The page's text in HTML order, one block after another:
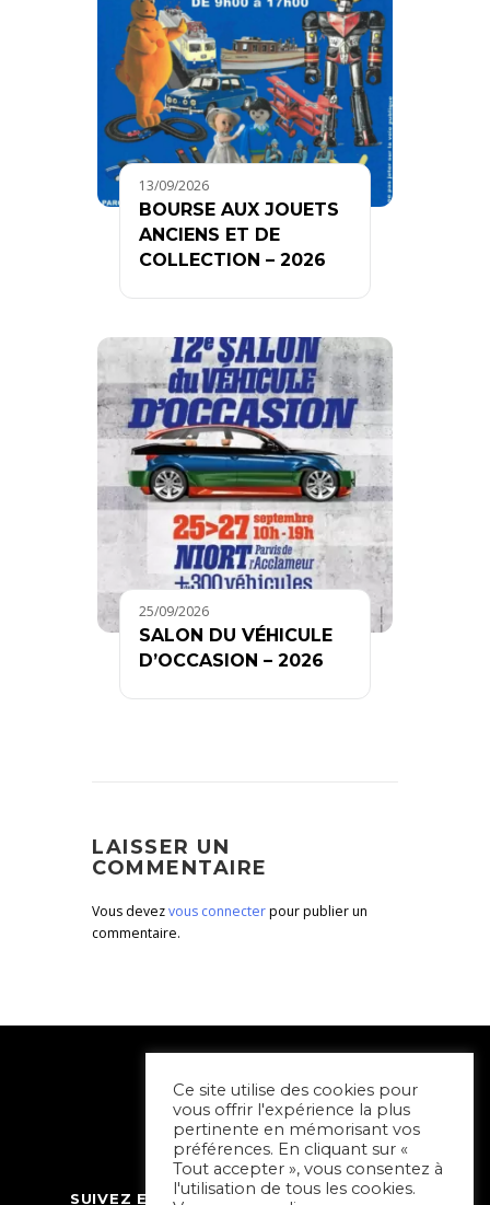
13/09/2026
BOURSE AUX JOUETS
ANCIENS ET DE
COLLECTION – 2026
25/09/2026
SALON DU VÉHICULE
D’OCCASION – 2026
LAISSER UN
COMMENTAIRE
Vous devezvous connecterpour publier un
commentaire.
SUIVEZ ET CONTACTEZ SORTIR À NIORT
Ce site utilise des cookies pour
vous offrir l'expérience la plus
pertinente en mémorisant vos
préférences. En cliquant sur «
Tout accepter », vous consentez à
l'utilisation de tous les cookies.